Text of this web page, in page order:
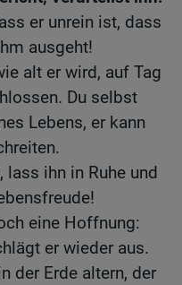
er unrein ist, dass
ausgeht!
alt er wird, auf Tag
Du selbst
Lebens, er kann
ihn in Ruhe und
eine Hoffnung:
er wieder aus.
der Erde altern, der